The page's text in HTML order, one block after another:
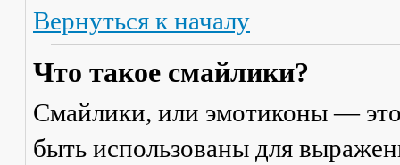
Вернуться к началу
Что такое смайлики?
Смайлики, или эмотиконы —
быть использованы для